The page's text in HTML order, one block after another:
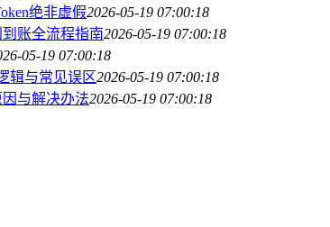
绝非虚假2026-05-19 07:00:18
账全流程指南2026-05-19 07:00:18
05-19 07:00:18
辑与常见误区2026-05-19 07:00:18
与解决办法2026-05-19 07:00:18